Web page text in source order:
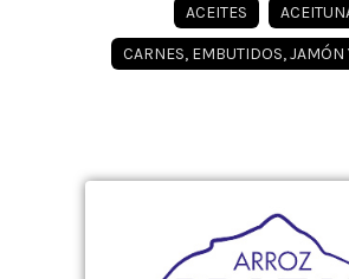
ACEITES
CARNES, EMBUTIDOS, JAMÓN